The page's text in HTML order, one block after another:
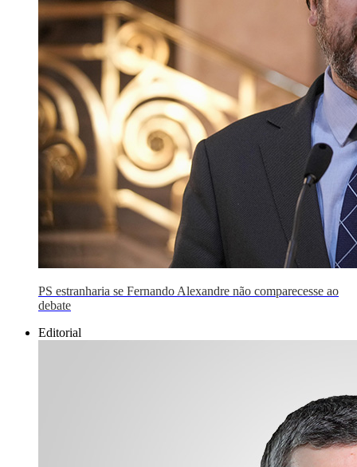
PS estranharia se Fernando Alexandre não comparecesse ao
debate
Editorial